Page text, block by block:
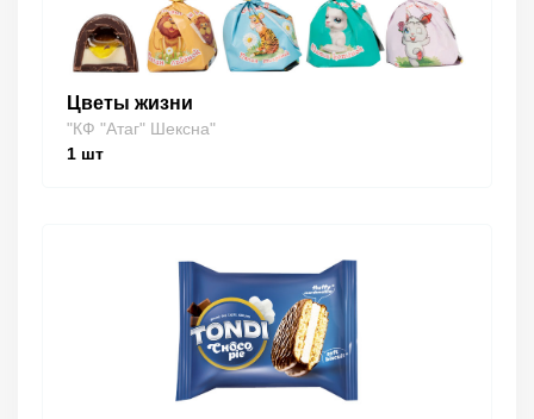
Цветы жизни
"КФ "Атаг" Шексна"
1 шт